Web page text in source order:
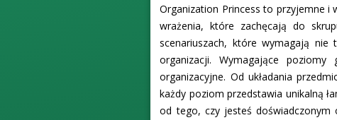
Organization Princess to przyjemne i
wrażenia, które zachęcają do
scenariuszach, które wymagają
organizacji. Wymagające
organizacyjne. Od układania
każdy poziom przedstawia unikalną
od tego, czy jesteś doświadczonym